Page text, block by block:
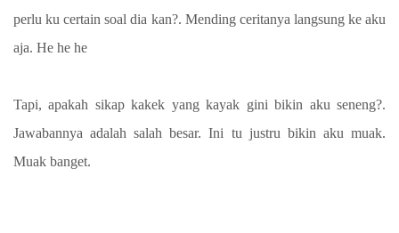
perlu ku certain soal dia kan?. Mending ceritanya langsung ke aku
aja. He he he
Tapi, apakah sikap kakek yang kayak gini bikin aku seneng?.
Jawabannya adalah salah besar. Ini tu justru bikin aku muak.
Muak banget.